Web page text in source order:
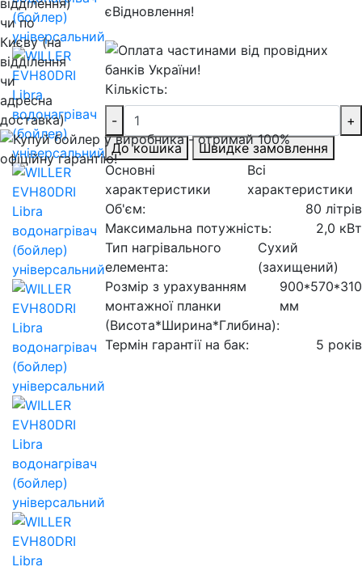
Основні
характеристики
Всі
характеристики
Об'єм:
80 літрів
Максимальна потужність:
2,0 кВт
Тип нагрівального
елемента:
Сухий
(захищений)
Розмір з урахуванням
монтажної планки
(Висота*Ширина*Глибина):
900*570*310
мм
Термін гарантії на бак: 5 років
Кількість:
-
+
До кошика
Швидке замовлення